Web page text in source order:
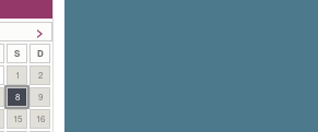
>
S
D
1
2
8
9
15
16